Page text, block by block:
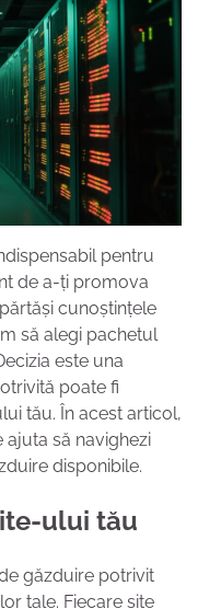
pentru
de a-ți promova
cunoștințele
să alegi pachetul
este una
poate fi
tău. În acest articol,
să navighezi
disponibile.
ului tău
găzduire potrivit
tale. Fiecare site